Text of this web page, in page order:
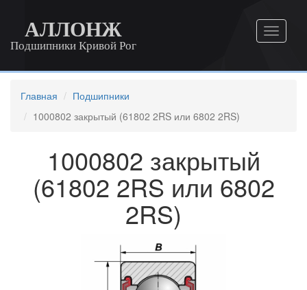
АЛЛОНЖ
Подшипники Кривой Рог
Главная
Подшипники
1000802 закрытый (61802 2RS или 6802 2RS)
1000802 закрытый
(61802 2RS или 6802
2RS)